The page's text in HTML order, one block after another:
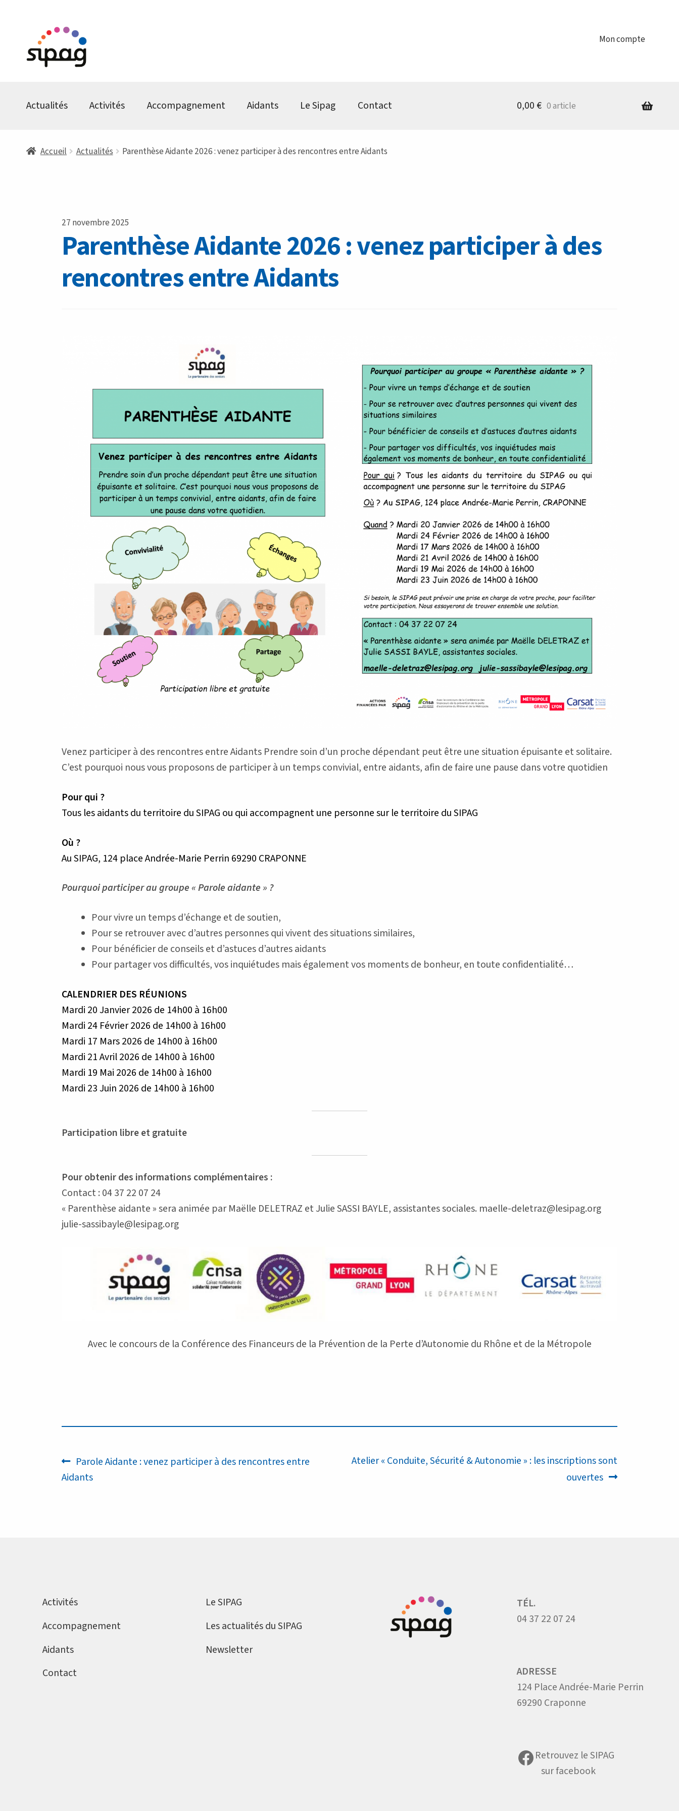
Aller
à
la
Aller
au
contenu
Mon compte
Actualités Activités Accompagnement Aidants Le Sipag Contact 0,00€ 0 article
Accueil Actualités Parenthèse Aidante 2026 : venez participer à des rencontres entre Aidants
27 novembre 2025
Parenthèse Aidante 2026 : venez participer à des
rencontres entre Aidants
Venez participer à des rencontres entre Aidants Prendre soin d’un proche dépendant peut être une situation épuisante et solitaire.
C’est pourquoi nous vous proposons de participer à un temps convivial, entre aidants, afin de faire une pause dans votre quotidien
Pour qui ?
Tous les aidants du territoire du SIPAG ou qui accompagnent une personne sur le territoire du SIPAG
Où ?
Au SIPAG, 124 place Andrée-Marie Perrin 69290 CRAPONNE
Pourquoi participer au groupe « Parole aidante » ?
Pour vivre un temps d’échange et de soutien,
Pour se retrouver avec d’autres personnes qui vivent des situations similaires,
Pour bénéficier de conseils et d’astuces d’autres aidants
Pour partager vos difficultés, vos inquiétudes mais également vos moments de bonheur, en toute confidentialité…
CALENDRIER DES RÉUNIONS
Mardi 20 Janvier 2026 de 14h00 à 16h00
Mardi 24 Février 2026 de 14h00 à 16h00
Mardi 17 Mars 2026 de 14h00 à 16h00
Mardi 21 Avril 2026 de 14h00 à 16h00
Mardi 19 Mai 2026 de 14h00 à 16h00
Mardi 23 Juin 2026 de 14h00 à 16h00
Participation libre et gratuite
Pour obtenir des informations complémentaires :
Contact : 04 37 22 07 24
« Parenthèse aidante » sera animée par Maëlle DELETRAZ et Julie SASSI BAYLE, assistantes sociales. maelle-deletraz@lesipag.org
julie-sassibayle@lesipag.org
Avec le concours de la Conférence des Financeurs de la Prévention de la Perte d’Autonomie du Rhône et de la Métropole
Navigation
Article
précédent :
Parole Aidante : venez participer à des rencontres entre
Aidants
Article
Atelier « Conduite, Sécurité & Autonomie » : les inscriptions sont
ouvertes
Activités
Accompagnement
Aidants
Contact
Le SIPAG
Les actualités du SIPAG
Newsletter
TÉL.
04 37 22 07 24
ADRESSE
124 Place Andrée-Marie Perrin
69290 Craponne
Facebook
Retrouvez le SIPAG
sur facebook